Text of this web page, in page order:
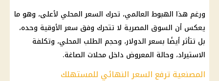
ورغم هذا الهبوط العالمي، تحرك السعر المحلي لأعلى، وهو ما
يعكس أن السوق المصرية لا تتحرك وفق سعر الأوقية وحده،
بل تتأثر أيضًا بسعرالدولار، وحجم الطلب المحلي، وتكلفة
الاستيراد، وحالة المعروض داخل محلات الصاغة.
المصنعية ترفع السعر النهائي للمستهلك